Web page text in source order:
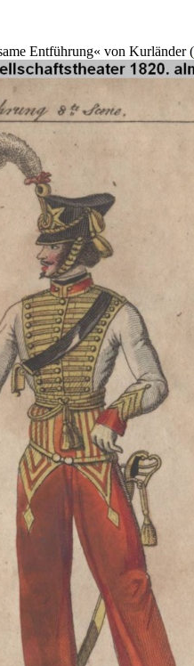
Entführung« von Kurländer (